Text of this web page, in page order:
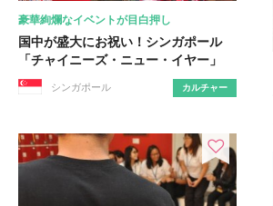
豪華絢爛なイベントが目白押し
国中が盛大にお祝い！シンガポール
「チャイニーズ・ニュー・イヤー」
シンガポール カルチャー